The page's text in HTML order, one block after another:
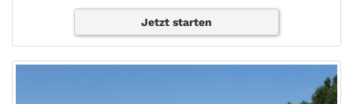
Jetzt starten